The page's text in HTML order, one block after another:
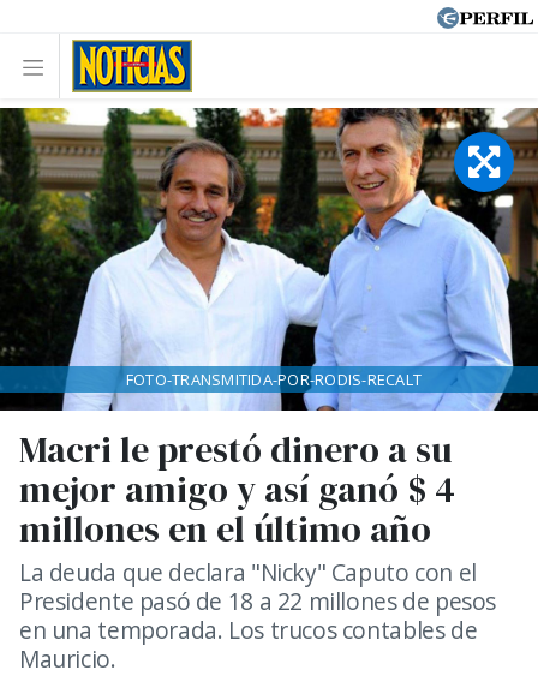
Macri le prestó dinero a su
mejor amigo y así ganó $ 4
millones en el último año
La deuda que declara "Nicky" Caputo con el
Presidente pasó de 18 a 22 millones de pesos
en una temporada. Los trucos contables de
Mauricio.
FOTO-TRANSMITIDA-POR-RODIS-RECALT